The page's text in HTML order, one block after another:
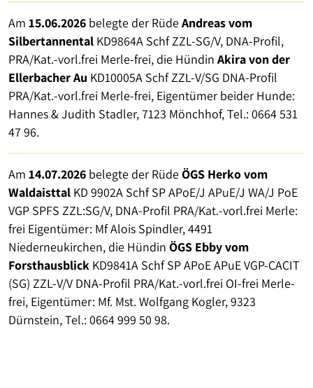
Am 15.06.2026 belegte der RüdeAndreas vom
Silbertannental KD9864A Schf ZZL-SG/V, DNA-Profil,
PRA/Kat.-vorl.frei Merle-frei, die Hündin Akira von der
Ellerbacher Au KD10005A Schf ZZL-V/SG DNA-Profil
PRA/Kat.-vorl.frei Merle-frei, Eigentümer beider Hunde:
Hannes & Judith Stadler, 7123 Mönchhof, Tel.: 0664 531
47 96.
Am 14.07.2026 belegte der RüdeÖGS Herko vom
Waldaisttal KD 9902A Schf SP APoE/J APuE/J WA/J PoE
VGP SPFS ZZL:SG/V, DNA-Profil PRA/Kat.-vorl.frei Merle:
frei Eigentümer: Mf Alois Spindler, 4491
Niederneukirchen, die Hündin ÖGS Ebby vom
Forsthausblick KD9841A Schf SP APoE APuE VGP-CACIT
(SG) ZZL-V/V DNA-Profil PRA/Kat.-vorl.frei OI-frei Merle-
frei, Eigentümer: Mf. Mst. Wolfgang Kogler, 9323
Dürnstein, Tel.: 0664 999 50 98.